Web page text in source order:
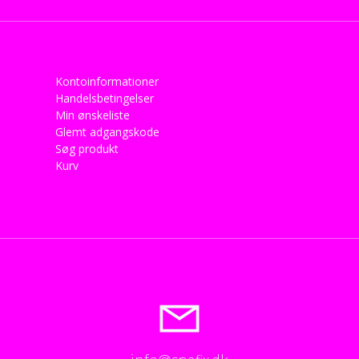
Kontoinformationer
Handelsbetingelser
Min ønskeliste
Glemt adgangskode
Søg produkt
Kurv